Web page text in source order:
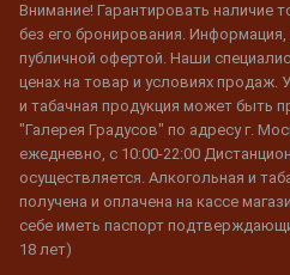
Внимание! Гарантировать наличие
без его бронирования. Информация,
публичной офертой. Наши
ценах на товар и условиях продаж.
и табачная продукция может быть
"Галерея Градусов" по адресу г.
ежедневно, с 10:00-22:00
осуществляется. Алкогольная и
получена и оплачена на кассе
себе иметь паспорт
18 лет)